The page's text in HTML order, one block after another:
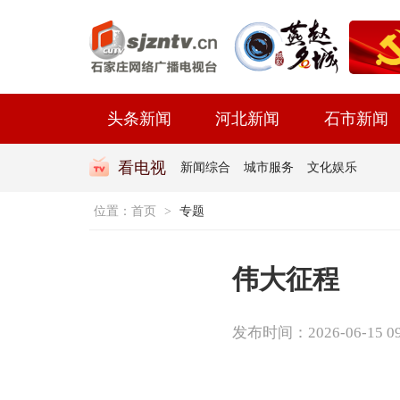
头条新闻 河北新闻 石市新闻
看电视 新闻综合 城市服务 文化娱乐
位置： 首页 > 专题
伟大征程
发布时间：2026-06-15